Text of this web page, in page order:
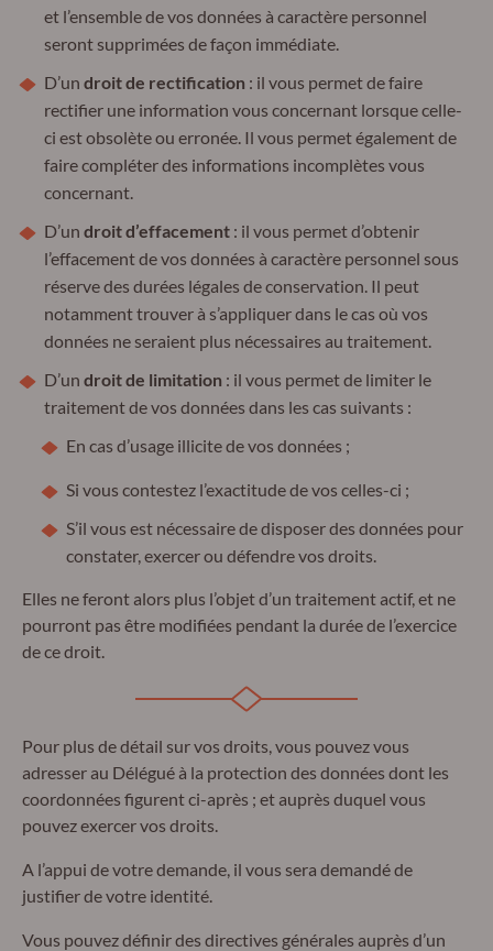
et l’ensemble de vos données à caractère personnel
seront supprimées de façon immédiate.
D’un droit de rectification : il vous permet de faire
rectifier une information vous concernant lorsque celle-
ci est obsolète ou erronée. Il vous permet également de
faire compléter des informations incomplètes vous
concernant.
D’un droit d’effacement : il vous permet d’obtenir
l’effacement de vos données à caractère personnel sous
réserve des durées légales de conservation. Il peut
notamment trouver à s’appliquer dans le cas où vos
données ne seraient plus nécessaires au traitement.
D’un droit de limitation : il vous permet de limiter le
traitement de vos données dans les cas suivants :
En cas d’usage illicite de vos données ;
Si vous contestez l’exactitude de vos celles-ci ;
S’il vous est nécessaire de disposer des données pour
constater, exercer ou défendre vos droits.
Elles ne feront alors plus l’objet d’un traitement actif, et ne
pourront pas être modifiées pendant la durée de l’exercice
de ce droit.
Pour plus de détail sur vos droits, vous pouvez vous
adresser au Délégué à la protection des données dont les
coordonnées figurent ci-après ; et auprès duquel vous
pouvez exercer vos droits.
A l’appui de votre demande, il vous sera demandé de
justifier de votre identité.
Vous pouvez définir des directives générales auprès d’un